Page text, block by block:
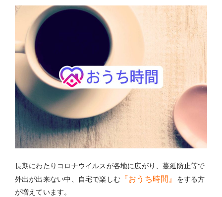
長期にわたりコロナウイルスが各地に広がり、蔓延防止等で
外出が出来ない中、自宅で楽しむ 『おうち時間』
をする方
が増えています。